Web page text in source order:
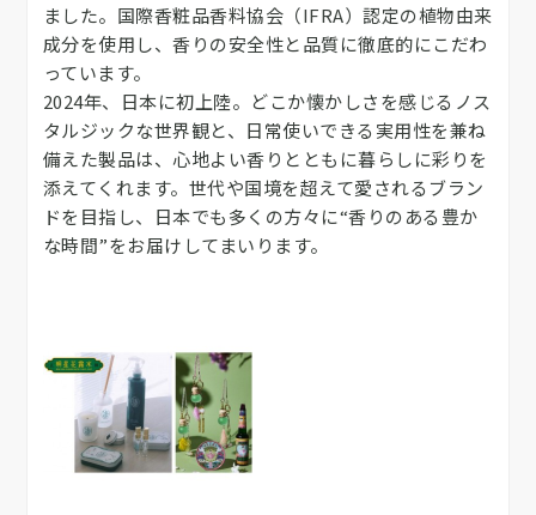
ました。国際香粧品香料協会（IFRA）認定の植物由来
成分を使用し、香りの安全性と品質に徹底的にこだわ
っています。
2024年、日本に初上陸。どこか懐かしさを感じるノス
タルジックな世界観と、日常使いできる実用性を兼ね
備えた製品は、心地よい香りとともに暮らしに彩りを
添えてくれます。世代や国境を超えて愛されるブラン
ドを目指し、日本でも多くの方々に“香りのある豊か
な時間”をお届けしてまいります。